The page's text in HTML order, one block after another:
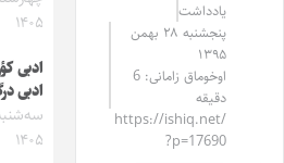
یادداشت
پنجشنبه ۲۸ بهمن
۱۳۹۵
اوخوماق زامانی: 6
دقیقه
https://ishiq.net/
?p=17690
۱۴۰۵
ادبی
ادبی
۱۴۰۵